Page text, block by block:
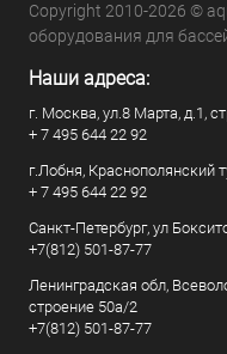
Copyright 2010-2026 ©
оборудования для
Наши адреса:
г. Москва, ул.8 Марта, д.1,
+ 7 495 644 22 92
г.Лобня, Краснополянский
+ 7 495 644 22 92
Санкт-Петербург, ул
+7(812) 501-87-77
Ленинградская обл,
строение 50а/2
+7(812) 501-87-77